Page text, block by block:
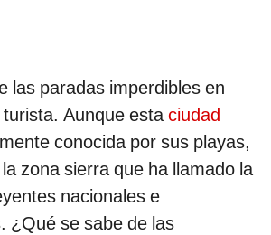
las paradas imperdibles en
Aunque estaciudad
conocida por sus playas,
zona sierra que ha llamado la
nacionales e
¿Qué se sabe de las